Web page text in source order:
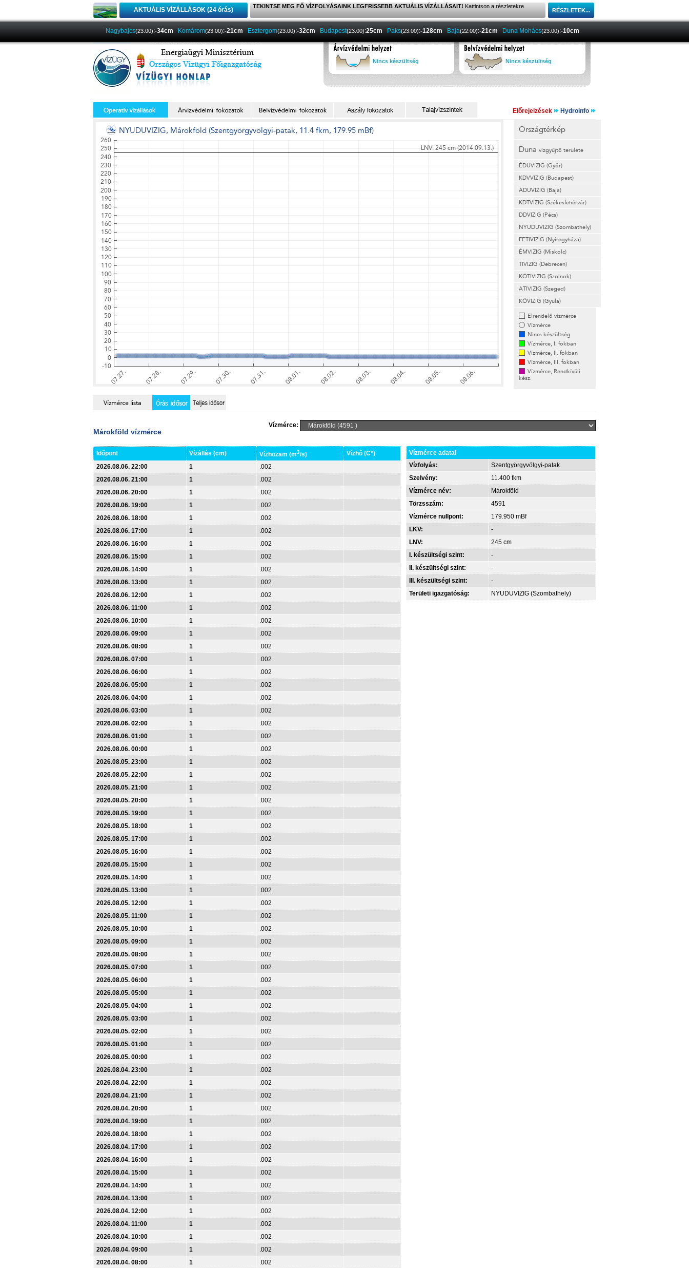
AKTUÁLIS VÍZÁLLÁSOK (24 órás) TEKINTSE MEG FŐ VÍZFOLYÁSAINK LEGFRISSEBB AKTUÁLIS VÍZÁLLÁSAIT! Kattintson a részletekre.
Nagybajcs(23:00):-34cm Komárom(23:00):-21cm Esztergom(23:00):-32cm Budapest(23:00):25cm Paks(23:00):-128cm Baja(22:00):-21cm Duna Mohács(23:00):-10cm
Nincs készültség Nincs készültség
Előrejelzések Hydroinfo
Országtérkép
Duna vízgyűjtő területe
ÉDUVIZIG (Győr)
KDVVIZIG (Budapest)
ADUVIZIG (Baja)
KDTVIZIG (Székesfehérvár)
DDVIZIG (Pécs)
NYUDUVIZIG (Szombathely)
FETIVIZIG (Nyíregyháza)
ÉMVIZIG (Miskolc)
TIVIZIG (Debrecen)
KÖTIVIZIG (Szolnok)
ATIVIZIG (Szeged)
KÖVIZIG (Gyula)
Elrendelő vízmérce
Vízmérce
Nincs készültség
Vízmérce, I. fokban
Vízmérce, II. fokban
Vízmérce, III. fokban
Vízmérce, Rendkívüli
kész.
Vízmérce:
Márokföld vízmérce
Időpont Vízállás (cm) Vízhozam (m3/s)
Vízhő (C°)
2026.08.06. 22:00
1
.002
2026.08.06. 21:00
1
.002
2026.08.06. 20:00
1
.002
2026.08.06. 19:00
1
.002
2026.08.06. 18:00
1
.002
2026.08.06. 17:00
1
.002
2026.08.06. 16:00
1
.002
2026.08.06. 15:00
1
.002
2026.08.06. 14:00
1
.002
2026.08.06. 13:00
1
.002
2026.08.06. 12:00
1
.002
2026.08.06. 11:00
1
.002
2026.08.06. 10:00
1
.002
2026.08.06. 09:00
1
.002
2026.08.06. 08:00
1
.002
2026.08.06. 07:00
1
.002
2026.08.06. 06:00
1
.002
2026.08.06. 05:00
1
.002
2026.08.06. 04:00
1
.002
2026.08.06. 03:00
1
.002
2026.08.06. 02:00
1
.002
2026.08.06. 01:00
1
.002
2026.08.06. 00:00
1
.002
2026.08.05. 23:00
1
.002
2026.08.05. 22:00
1
.002
2026.08.05. 21:00
1
.002
2026.08.05. 20:00
1
.002
2026.08.05. 19:00
1
.002
2026.08.05. 18:00
1
.002
2026.08.05. 17:00
1
.002
2026.08.05. 16:00
1
.002
2026.08.05. 15:00
1
.002
2026.08.05. 14:00
1
.002
2026.08.05. 13:00
1
.002
2026.08.05. 12:00
1
.002
2026.08.05. 11:00
1
.002
2026.08.05. 10:00
1
.002
2026.08.05. 09:00
1
.002
2026.08.05. 08:00
1
.002
2026.08.05. 07:00
1
.002
2026.08.05. 06:00
1
.002
2026.08.05. 05:00
1
.002
2026.08.05. 04:00
1
.002
2026.08.05. 03:00
1
.002
2026.08.05. 02:00
1
.002
2026.08.05. 01:00
1
.002
2026.08.05. 00:00
1
.002
2026.08.04. 23:00
1
.002
2026.08.04. 22:00
1
.002
2026.08.04. 21:00
1
.002
2026.08.04. 20:00
1
.002
2026.08.04. 19:00
1
.002
2026.08.04. 18:00
1
.002
2026.08.04. 17:00
1
.002
2026.08.04. 16:00
1
.002
2026.08.04. 15:00
1
.002
2026.08.04. 14:00
1
.002
2026.08.04. 13:00
1
.002
2026.08.04. 12:00
1
.002
2026.08.04. 11:00
1
.002
2026.08.04. 10:00
1
.002
2026.08.04. 09:00
1
.002
2026.08.04. 08:00
1
.002
Vízmérce adatai
Vízfolyás:
Szentgyörgyvölgyi-patak
Szelvény:
11.400 fkm
Vízmérce név:
Márokföld
Törzsszám:
4591
Vízmérce nullpont:
179.950 mBf
LKV:
-
LNV:
245 cm
I. készültségi szint:
-
II. készültségi szint:
-
III. készültségi szint:
-
Területi igazgatóság:
NYUDUVIZIG (Szombathely)